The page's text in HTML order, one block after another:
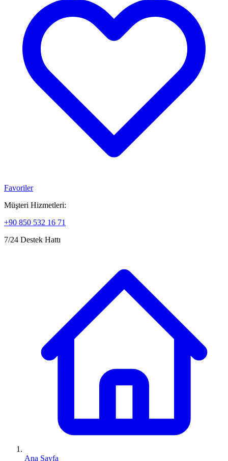
Favoriler
Müşteri Hizmetleri:
+90 850 532 16 71
7/24 Destek Hattı
Ana Sayfa